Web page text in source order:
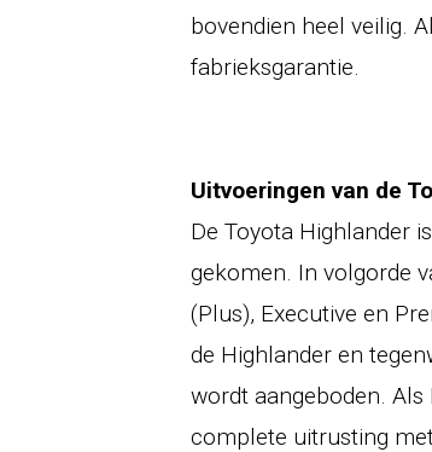
bovendien heel veilig.
fabrieksgarantie.
Uitvoeringen van de
De Toyota Highlander
gekomen. In volgorde
(Plus), Executive en
de Highlander en
wordt aangeboden.
complete uitrusting